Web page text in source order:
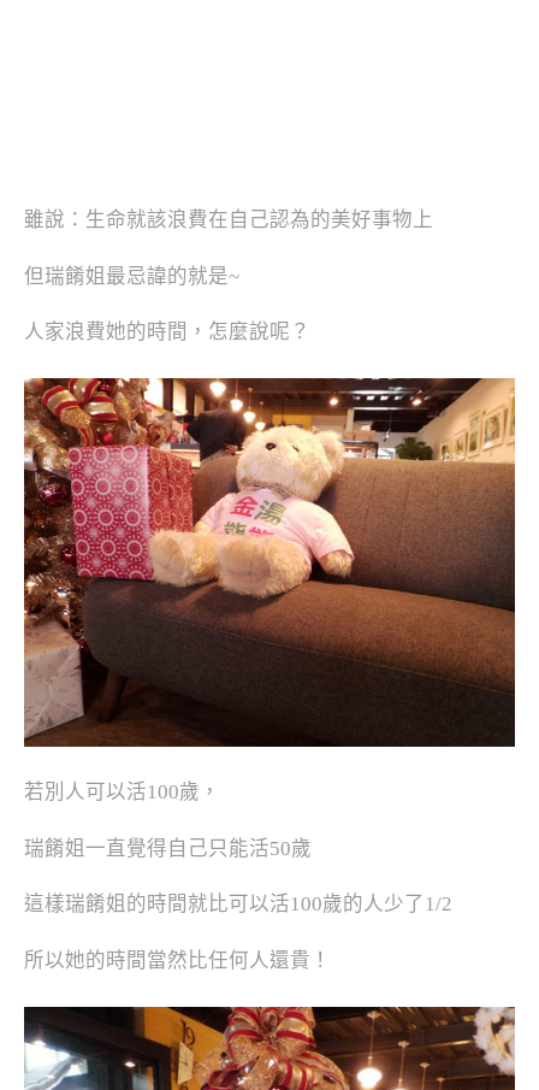
雖說：生命就該浪費在自己認為的美好事物上
但瑞餚姐最忌諱的就是~
人家浪費她的時間，怎麼說呢？
若別人可以活100歲，
瑞餚姐一直覺得自己只能活50歲
這樣瑞餚姐的時間就比可以活100歲的人少了1/2
所以她的時間當然比任何人還貴！